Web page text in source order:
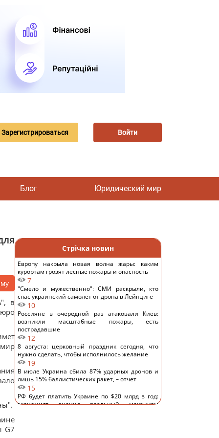
Зарегистрироваться Войти
Блог Юридический мир
в
G7
Стрічка новин
Европу накрыла новая волна жары: каким
курортам грозят лесные пожары и опасность
7
"Смело и мужественно": СМИ раскрыли, кто
спас украинский самолет от дрона в Лейпциге
10
Россияне в очередной раз атаковали Киев:
возникли масштабные пожары, есть
пострадавшие
12
8 августа: церковный праздник сегодня, что
нужно сделать, чтобы исполнилось желание
19
В июле Украина сбила 87% ударных дронов и
лишь 15% баллистических ракет, – отчет
15
РФ будет платить Украине по $20 млрд в год:
экономист оценил реальный механизм